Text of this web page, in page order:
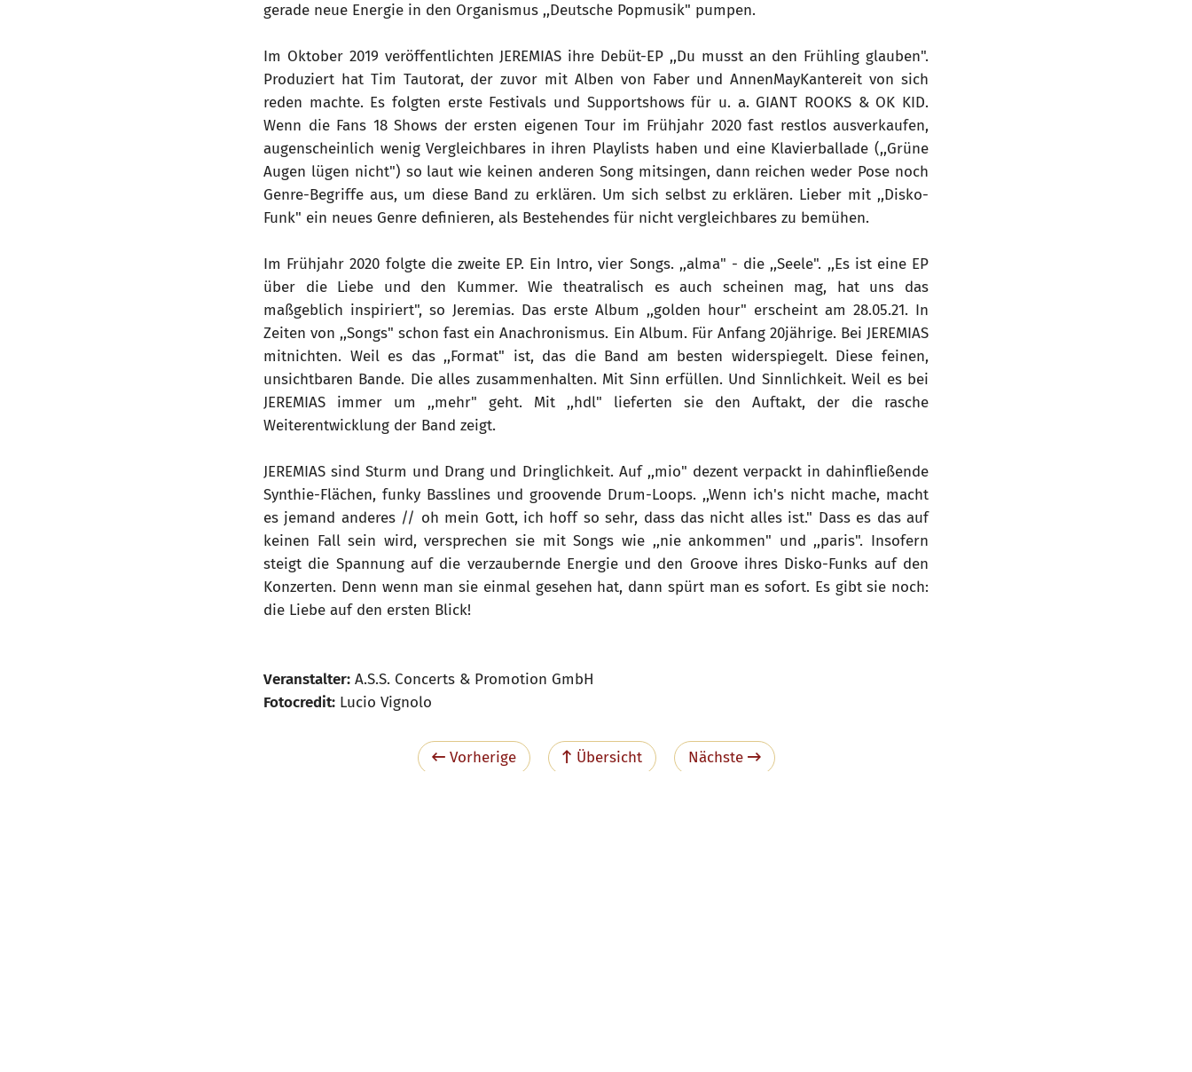
gerade neue Energie in den Organismus ,,Deutsche Popmusik" pumpen.
Im Oktober 2019 veröffentlichten JEREMIAS ihre Debüt-EP ,,Du musst an den Frühling glauben".
Produziert hat Tim Tautorat, der zuvor mit Alben von Faber und AnnenMayKantereit von sich
reden machte. Es folgten erste Festivals und Supportshows für u. a. GIANT ROOKS & OK KID.
Wenn die Fans 18 Shows der ersten eigenen Tour im Frühjahr 2020 fast restlos ausverkaufen,
augenscheinlich wenig Vergleichbares in ihren Playlists haben und eine Klavierballade (,,Grüne
Augen lügen nicht") so laut wie keinen anderen Song mitsingen, dann reichen weder Pose noch
Genre-Begriffe aus, um diese Band zu erklären. Um sich selbst zu erklären. Lieber mit ,,Disko-
Funk" ein neues Genre definieren, als Bestehendes für nicht vergleichbares zu bemühen.
Im Frühjahr 2020 folgte die zweite EP. Ein Intro, vier Songs. ,,alma" - die ,,Seele". ,,Es ist eine EP
über die Liebe und den Kummer. Wie theatralisch es auch scheinen mag, hat uns das
maßgeblich inspiriert", so Jeremias. Das erste Album ,,golden hour" erscheint am 28.05.21. In
Zeiten von ,,Songs" schon fast ein Anachronismus. Ein Album. Für Anfang 20jährige. Bei JEREMIAS
mitnichten. Weil es das ,,Format" ist, das die Band am besten widerspiegelt. Diese feinen,
unsichtbaren Bande. Die alles zusammenhalten. Mit Sinn erfüllen. Und Sinnlichkeit. Weil es bei
JEREMIAS immer um ,,mehr" geht. Mit ,,hdl" lieferten sie den Auftakt, der die rasche
Weiterentwicklung der Band zeigt.
JEREMIAS sind Sturm und Drang und Dringlichkeit. Auf ,,mio" dezent verpackt in dahinfließende
Synthie-Flächen, funky Basslines und groovende Drum-Loops. ,,Wenn ich's nicht mache, macht
es jemand anderes // oh mein Gott, ich hoff so sehr, dass das nicht alles ist." Dass es das auf
keinen Fall sein wird, versprechen sie mit Songs wie ,,nie ankommen" und ,,paris". Insofern
steigt die Spannung auf die verzaubernde Energie und den Groove ihres Disko-Funks auf den
Konzerten. Denn wenn man sie einmal gesehen hat, dann spürt man es sofort. Es gibt sie noch:
die Liebe auf den ersten Blick!
Veranstalter: A.S.S. Concerts & Promotion GmbH
Fotocredit: Lucio Vignolo
Vorherige Übersicht Nächste